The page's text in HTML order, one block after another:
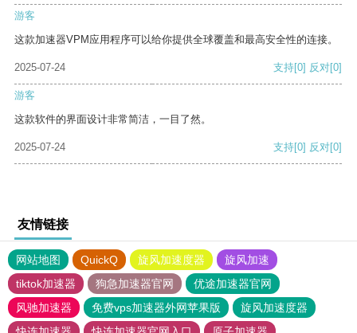
游客
这款加速器VPM应用程序可以给你提供全球覆盖和最高安全性的连接。
2025-07-24 支持[0] 反对[0]
游客
这款软件的界面设计非常简洁，一目了然。
2025-07-24 支持[0] 反对[0]
友情链接
网站地图 QuickQ 旋风加速度器
旋风加速
tiktok加速器
狗急加速器官网
优途加速器官网
风驰加速器
免费vps加速器外网苹果版
旋风加速度器